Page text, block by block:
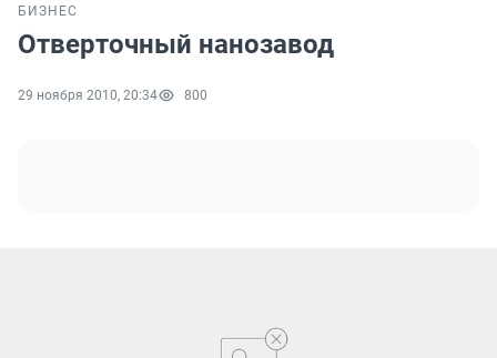
БИЗНЕС
Отверточный нанозавод
29 ноября 2010, 20:34 800